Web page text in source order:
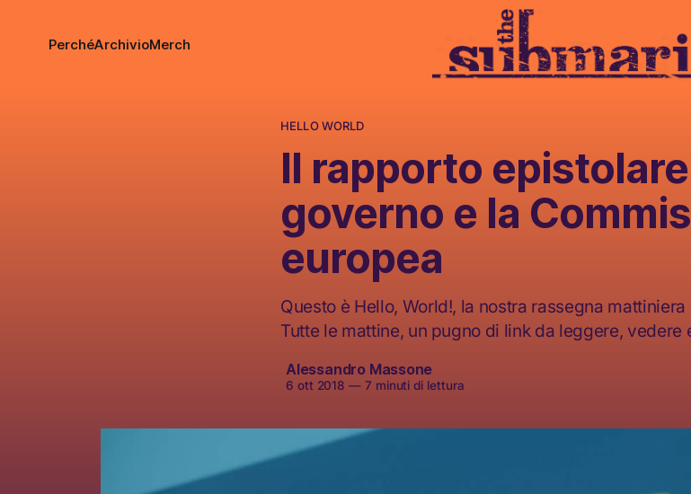
PerchéArchivioMerch
HELLO WORLD
Il rapporto
governo e la
europea
Questo è Hello, World!, la nostra rassegna
Tutte le mattine, un pugno di link da leggere, vedere
Alessandro Massone
6 ott 2018 — 7 minuti di lettura